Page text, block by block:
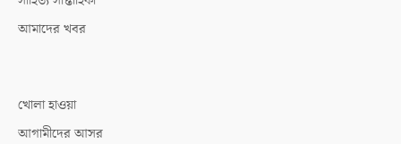
আমাদের খবর
খোলা হাওয়া
আগামীদের আসর